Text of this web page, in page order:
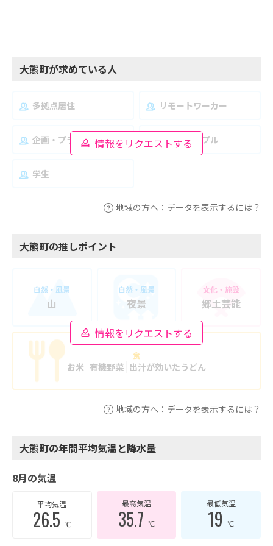
大熊町が求めている人
情報をリクエストする
多拠点居住 リモートワーカー
企画・プランナー 夫婦・カップル
学生
地域の方へ：データを表示するには？
大熊町の推しポイント
情報をリクエストする
自然・風景
山
自然・風景
夜景
文化・施設
郷土芸能
食
お米 有機野菜 出汁が効いたうどん
地域の方へ：データを表示するには？
大熊町の年間平均気温と降水量
8月の気温
平均気温
26.5 ℃
最高気温
35.7 ℃
最低気温
19℃